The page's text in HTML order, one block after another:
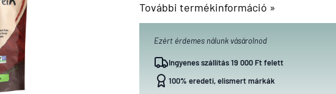
További termékinformáció »
Ezért érdemes nálunk vásárolnod
Ingyenes szállítás 19 000 Ft felett
100% eredeti, elismert márkák